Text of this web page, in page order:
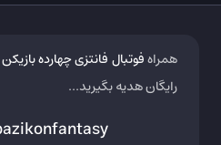
همراهفوتبال فانتزی چهارده بازیکن
رایگان هدیه بگیرید...